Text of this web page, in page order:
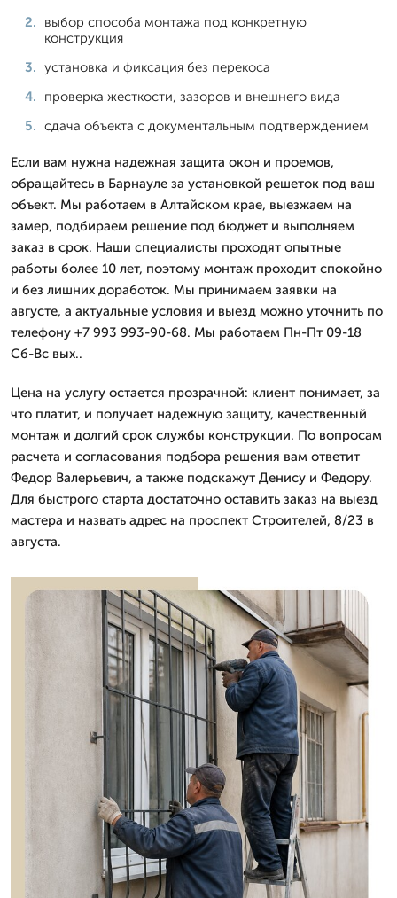
выбор способа монтажа под конкретную
конструкция
установка и фиксация без перекоса
проверка жесткости, зазоров и внешнего вида
сдача объекта с документальным подтверждением
Если вам нужна надежная защита окон и проемов,
обращайтесь в Барнауле за установкой решеток под ваш
объект. Мы работаем в Алтайском крае, выезжаем на
замер, подбираем решение под бюджет и выполняем
заказ в срок. Наши специалисты проходят опытные
работы более 10 лет, поэтому монтаж проходит спокойно
и без лишних доработок. Мы принимаем заявки на
августе, а актуальные условия и выезд можно уточнить по
телефону +7 993 993-90-68. Мы работаем Пн-Пт 09-18
Сб-Вс вых..
Цена на услугу остается прозрачной: клиент понимает, за
что платит, и получает надежную защиту, качественный
монтаж и долгий срок службы конструкции. По вопросам
расчета и согласования подбора решения вам ответит
Федор Валерьевич, а также подскажут Денису и Федору.
Для быстрого старта достаточно оставить заказ на выезд
мастера и назвать адрес на проспект Строителей, 8/23 в
августа.